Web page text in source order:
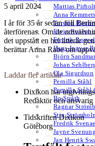
Mattias Pirholt
Anna Remmets
Torsten
Ervin
Fredrik
Hans-Ingvar
Björn
Johan
Ola Sigurdson
Pernilla Ståhl
Pernilla Ståhl
Bo Stråth
Ragnar
Stig
Fredrik
Jayne
Jan Henrik
5 april 2024
I år för 35 år sedan föll
återförenas. Om de
det uppstått en hel litterär
berättar Anna Rabe om
Laddar fler artiklar
Dixikon har
Redaktör och
Tidskriften Dixikon
Göteborg